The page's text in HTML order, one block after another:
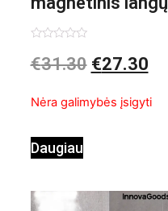
valiklis Klinmag
0
iš
€31.30 €27.30
Nėra galimybės įsigyti
Daugiau